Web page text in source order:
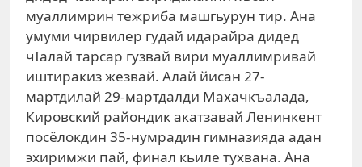
муаллимрин тежриба машгьурун тир. Ана
умуми чирвилер гудай идарайра дидед
чIалай тарсар гузвай вири муаллимривай
иштиракиз жезвай. Алай йисан 27-
мартдилай 29-мартдалди Махачкъалада,
Кировский райондик акатзавай Ленинкент
посёлокдин 35-нумрадин гимназияда адан
эхиримжи пай, финал кьиле тухвана. Ана